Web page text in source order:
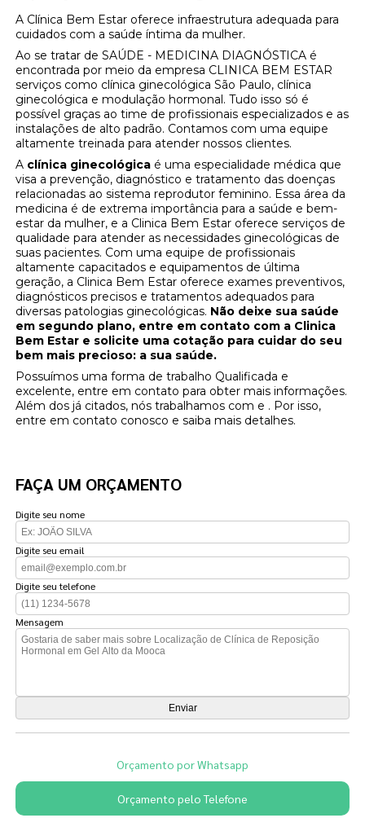
A Clínica Bem Estar oferece infraestrutura adequada para
cuidados com a saúde íntima da mulher.
Ao se tratar de SAÚDE - MEDICINA DIAGNÓSTICA é
encontrada por meio da empresa CLINICA BEM ESTAR
serviços como clínica ginecológica São Paulo, clínica
ginecológica e modulação hormonal. Tudo isso só é
possível graças ao time de profissionais especializados e as
instalações de alto padrão. Contamos com uma equipe
altamente treinada para atender nossos clientes.
A clínica ginecológica é uma especialidade médica que
visa a prevenção, diagnóstico e tratamento das doenças
relacionadas ao sistema reprodutor feminino. Essa área da
medicina é de extrema importância para a saúde e bem-
estar da mulher, e a Clinica Bem Estar oferece serviços de
qualidade para atender as necessidades ginecológicas de
suas pacientes. Com uma equipe de profissionais
altamente capacitados e equipamentos de última
geração, a Clinica Bem Estar oferece exames preventivos,
diagnósticos precisos e tratamentos adequados para
diversas patologias ginecológicas. Não deixe sua saúde
em segundo plano, entre em contato com a Clinica
Bem Estar e solicite uma cotação para cuidar do seu
bem mais precioso: a sua saúde.
Possuímos uma forma de trabalho Qualificada e
excelente, entre em contato para obter mais informações.
Além dos já citados, nós trabalhamos com e . Por isso,
entre em contato conosco e saiba mais detalhes.
FAÇA UM ORÇAMENTO
Digite seu nome
Digite seu email
Digite seu telefone
Mensagem
Orçamento por Whatsapp
Orçamento pelo Telefone